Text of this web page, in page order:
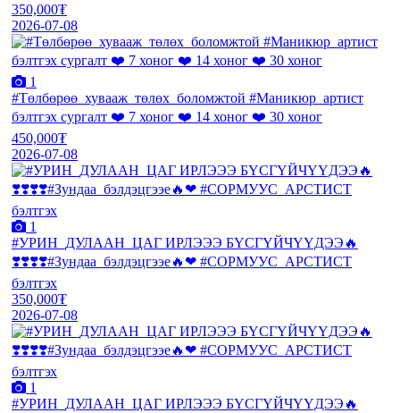
350,000₮
2026-07-08
1
#Төлбөрөө_хувааж_төлөх_боломжтой #Маникюр_артист
бэлтгэх сургалт ❤️ 7 хоног ❤️ 14 хоног ❤️ 30 хоног
450,000₮
2026-07-08
1
#УРИН_ДУЛААН_ЦАГ ИРЛЭЭЭ БҮСГҮЙЧҮҮДЭЭ🔥
❣️❣️❣️❣️#Зундаа_бэлдэцгээе🔥❤ #СОРМУУС_АРСТИСТ
бэлтгэх
350,000₮
2026-07-08
1
#УРИН_ДУЛААН_ЦАГ ИРЛЭЭЭ БҮСГҮЙЧҮҮДЭЭ🔥